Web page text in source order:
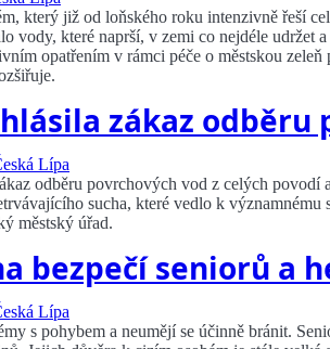
který již od loňského roku intenzivně řeší
vody, které naprší, v zemi co nejdéle udržet
opatřením v rámci péče o městskou
zákaz odběru
Lípa
odběru povrchových vod z celých
sucha, které vedlo k
městský úřad.
bezpečí seniorů a
Lípa
s pohybem a neumějí se účinně bránit.